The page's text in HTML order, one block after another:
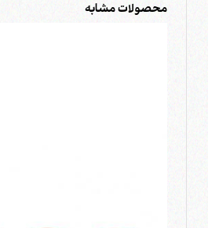
محصولات مشابه